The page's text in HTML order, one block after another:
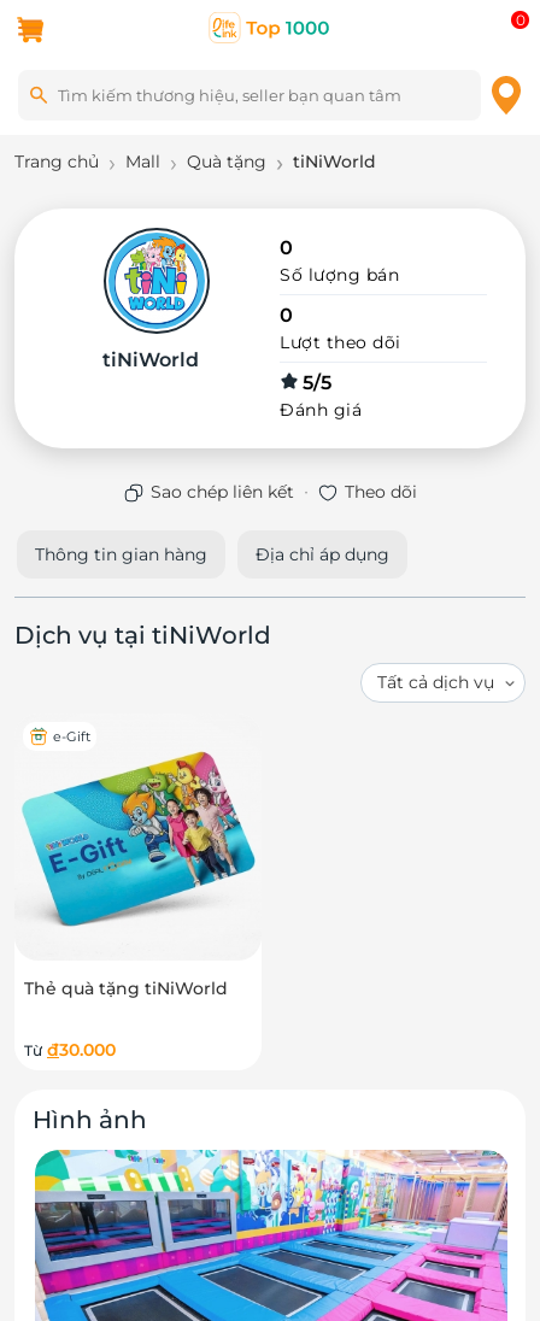
0
Trang chủ Mall Quà tặng tiNiWorld
tiNiWorld
0
Số lượng bán
0
Lượt theo dõi
5/5
Đánh giá
Sao chép liên kết · Theo dõi
Thông tin gian hàng Địa chỉ áp dụng
Dịch vụ tại tiNiWorld
e-Gift
Thẻ quà tặng tiNiWorld
Từ đ30.000
Hình ảnh